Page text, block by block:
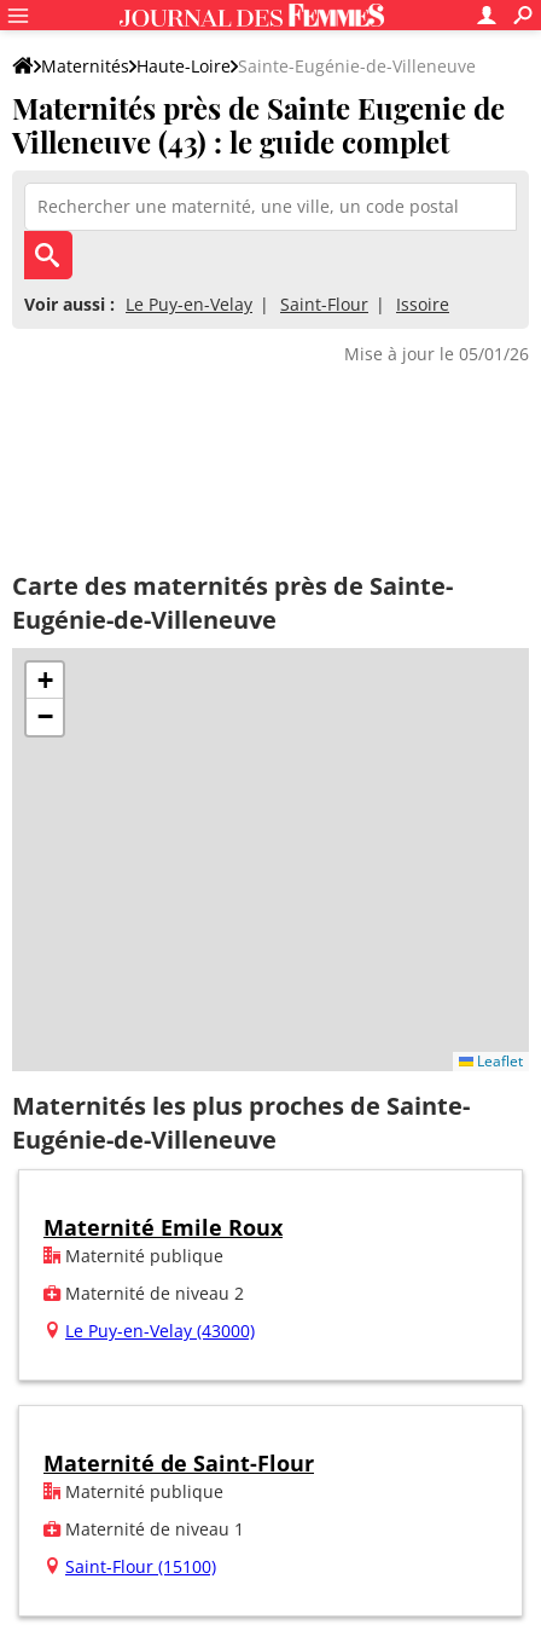
Maternités Haute-Loire Sainte-Eugénie-de-Villeneuve
Maternités près de Sainte Eugenie de
Villeneuve (43) : le guide complet
Voir aussi : Le Puy-en-Velay Saint-Flour Issoire
Mise à jour le 05/01/26
Carte des maternités près de Sainte-
Eugénie-de-Villeneuve
+
−
Leaflet
Maternités les plus proches de Sainte-
Eugénie-de-Villeneuve
Maternité Emile Roux
Maternité publique
Maternité de niveau 2
Le Puy-en-Velay (43000)
Maternité de Saint-Flour
Maternité publique
Maternité de niveau 1
Saint-Flour (15100)